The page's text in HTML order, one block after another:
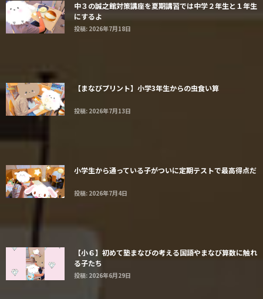
中３の誠之館対策講座を夏期講習では中学２年生と１年生
にするよ
投稿: 2026年7月18日
【まなびプリント】小学3年生からの虫食い算
投稿: 2026年7月13日
小学生から通っている子がついに定期テストで最高得点だ
投稿: 2026年7月4日
【小６】初めて塾まなびの考える国語やまなび算数に触れ
る子たち
投稿: 2026年6月29日